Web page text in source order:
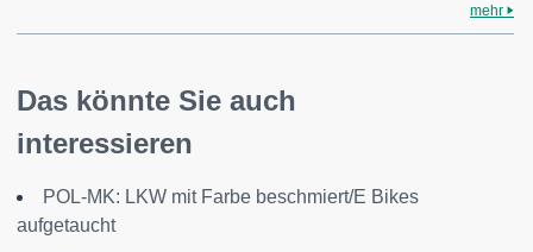
mehr
Das könnte Sie auch
interessieren
POL-MK: LKW mit Farbe beschmiert/E Bikes
aufgetaucht